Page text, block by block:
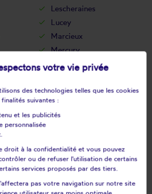
Lescheraines
Lucey
Marcieux
Mercury
Meyrieux-trouet
Montailleur
Montcel
Montgellafrey
Montmélian
Montsapey
Montvernier
Moûtiers
votre vie privée
des technologies telles que les cookies
suivantes :
et les publicités
personnalisée
droit à la confidentialité et vous pouvez
ou de refuser l'utilisation de certains
services proposés par des tiers.
pas votre navigation sur notre site